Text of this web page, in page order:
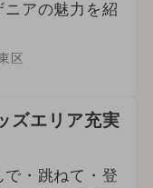
アの魅力を紹
区
ズエリア充実
・跳ねて・登